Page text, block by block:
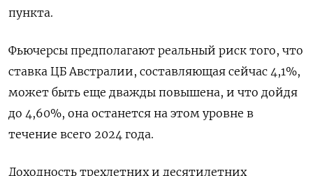
пункта.
Фьючерсы предполагают реальный риск того, что
ставка ЦБ Австралии, составляющая сейчас 4,1%,
может быть еще дважды повышена, и что дойдя
до 4,60%, она останется на этом уровне в
течение всего 2024 года.
Доходность трехлетних и десятилетних